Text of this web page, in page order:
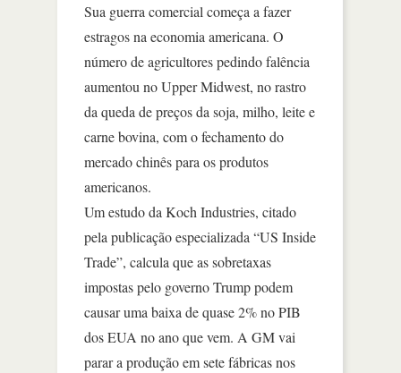
Sua guerra comercial começa a fazer
estragos na economia americana. O
número de agricultores pedindo falência
aumentou no Upper Midwest, no rastro
da queda de preços da soja, milho, leite e
carne bovina, com o fechamento do
mercado chinês para os produtos
americanos.
Um estudo da Koch Industries, citado
pela publicação especializada “US Inside
Trade”, calcula que as sobretaxas
impostas pelo governo Trump podem
causar uma baixa de quase 2% no PIB
dos EUA no ano que vem. A GM vai
parar a produção em sete fábricas nos